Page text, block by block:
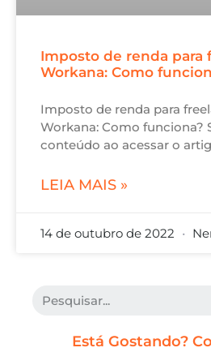
Imposto de renda para
Workana: Como
Imposto de renda para
Workana: Como funciona?
conteúdo ao acessar o
LEIA MAIS »
14 de outubro de 2022
Está Gostando?